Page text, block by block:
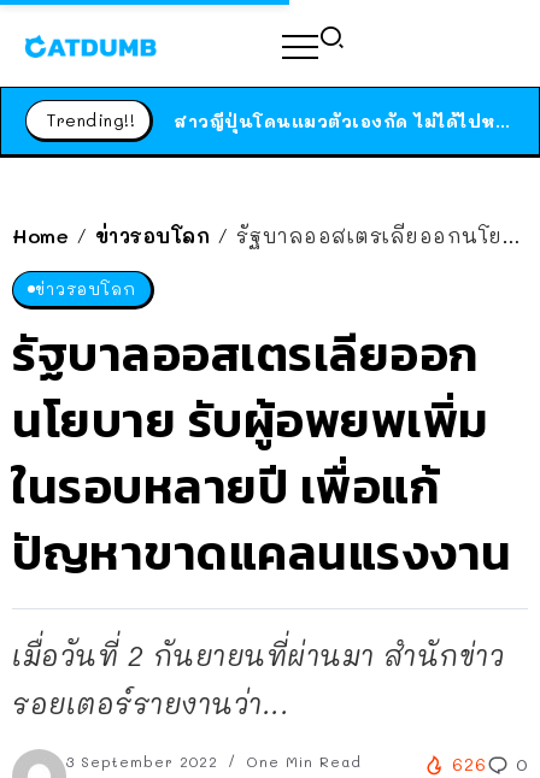
Trending!! ได้เวลาเด็กหนวดรวมตัว RF Online Next เปิดให้เล่นแล้ว เกม Sci-Fi MMORPG ระดับตำนาน เล่นได้ทั้งมือถือและ PC
Home / ข่าวรอบโลก / รัฐบาลออสเตรเลียออกนโยบาย รับผู้อพยพเพิ่มในรอบหลายปี เพื่อแก้ปัญหาขาดแคลนแรงงาน
ข่าวรอบโลก
รัฐบาลออสเตรเลียออก
นโยบาย รับผู้อพยพเพิ่ม
ในรอบหลายปี เพื่อแก้
ปัญหาขาดแคลนแรงงาน
เมื่อวันที่ 2 กันยายนที่ผ่านมา สำนักข่าว
รอยเตอร์รายงานว่า...
3 September 2022 One Min Read 626 0